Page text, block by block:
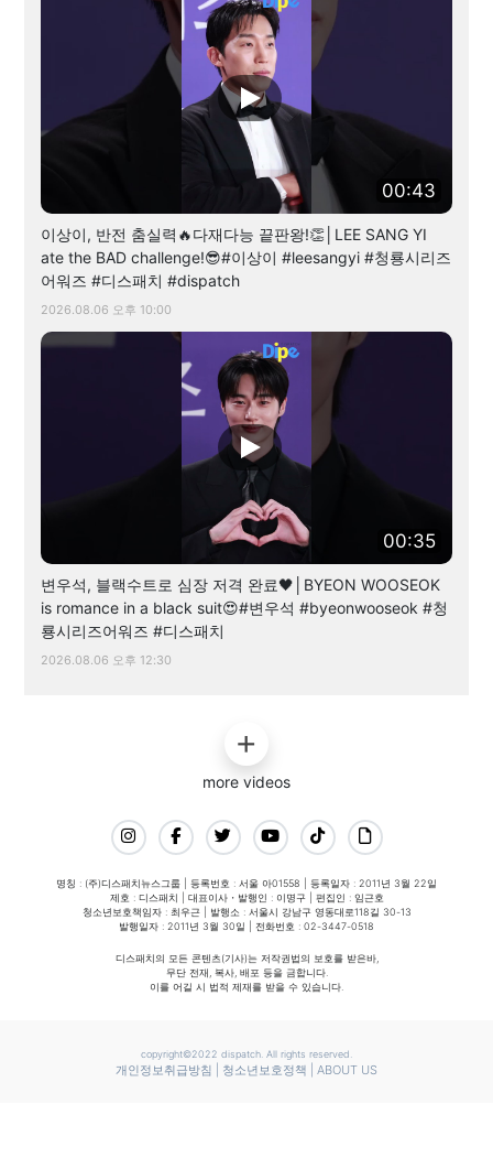
00:43
이상이, 반전 춤실력🔥다재다능 끝판왕!👏│LEE SANG YI
ate the BAD challenge!😎#이상이 #leesangyi #청룡시리즈
어워즈 #디스패치 #dispatch
2026.08.06 오후 10:00
00:35
변우석, 블랙수트로 심장 저격 완료🖤│BYEON WOOSEOK
is romance in a black suit😍#변우석 #byeonwooseok #청
룡시리즈어워즈 #디스패치
2026.08.06 오후 12:30
more videos
명칭 : (주)디스패치뉴스그룹 | 등록번호 : 서울 아01558 | 등록일자 : 2011년 3월 22일
제호 : 디스패치 | 대표이사・발행인 : 이명구 | 편집인 : 임근호
청소년보호책임자 : 최우근 | 발행소 : 서울시 강남구 영동대로118길 30-13
발행일자 : 2011년 3월 30일 | 전화번호 : 02-3447-0518
디스패치의 모든 콘텐츠(기사)는 저작권법의 보호를 받은바,
무단 전재, 복사, 배포 등을 금합니다.
이를 어길 시 법적 제재를 받을 수 있습니다.
copyright©2022 dispatch. All rights reserved.
개인정보취급방침 청소년보호정책 ABOUT US